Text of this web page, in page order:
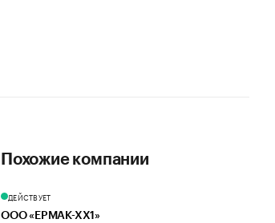
Похожие компании
ДЕЙСТВУЕТ
ООО «ЕРМАК-ХХ1»